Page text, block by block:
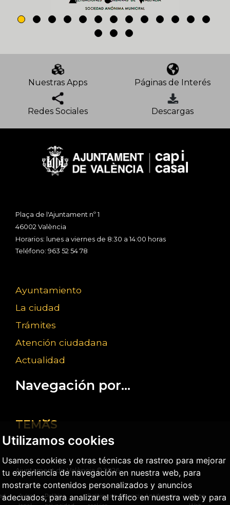
Utilizamos cookies
Usamos cookies y otras técnicas de rastreo para mejorar
tu experiencia de navegación en nuestra web, para
mostrarte contenidos personalizados y anuncios
adecuados, para analizar el tráfico en nuestra web y para
Nuestras Apps Páginas de Interés
Redes Sociales Descargas
Plaça de l'Ajuntament nº 1
46002 València
Horarios: lunes a viernes de 8:30 a 14:00 horas
Teléfono: 963 52 54 78
Ayuntamiento
La ciudad
Trámites
Atención ciudadana
Actualidad
Navegación por...
TEMAS
Ajuntament de València ©2026
Aviso
Política
Política de Agencia Antifraude
Mapa